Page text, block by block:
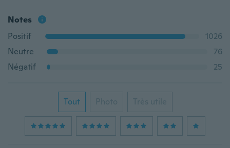
Notes
Positif
1026
Neutre
76
Négatif
25
Tout Photo Très utile